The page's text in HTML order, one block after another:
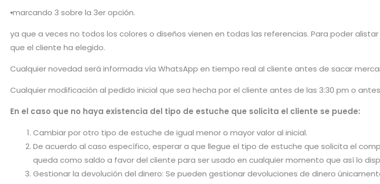
▪️marcando 3 sobre la 3er opción.
ya que a veces no todos los colores o diseños vienen en todas las referencias. Para poder
que el cliente ha elegido.
Cualquier novedad será informada vía WhatsApp en tiempo real al cliente antes de sacar
Cualquier modificación al pedido inicial que sea hecha por el cliente antes de las 3:30 pm o
En el caso que no haya existencia del tipo de estuche que solicita el cliente se puede:
Cambiar por otro tipo de estuche de igual menor o mayor valor al inicial.
De acuerdo al caso específico, esperar a que llegue el tipo de estuche que solicita el
queda como saldo a favor del cliente para ser usado en cualquier momento que así lo
Gestionar la devolución del dinero: Se pueden gestionar devoluciones de dinero